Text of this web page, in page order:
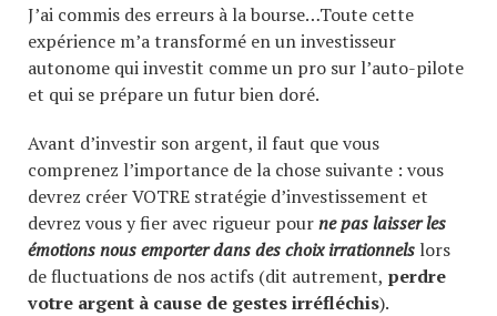
J’ai commis des erreurs à la bourse…Toute cette
expérience m’a transformé en un investisseur
autonome qui investit comme un pro sur l’auto-pilote
et qui se prépare un futur bien doré.
Avant d’investir son argent, il faut que vous
comprenez l’importance de la chose suivante : vous
devrez créer VOTRE stratégie d’investissement et
devrez vous y fier avec rigueur pourne pas laisser les
émotions nous emporter dans des choix irrationnels lors
de fluctuations de nos actifs (dit autrement, perdre
votre argent à cause de gestes irréfléchis).